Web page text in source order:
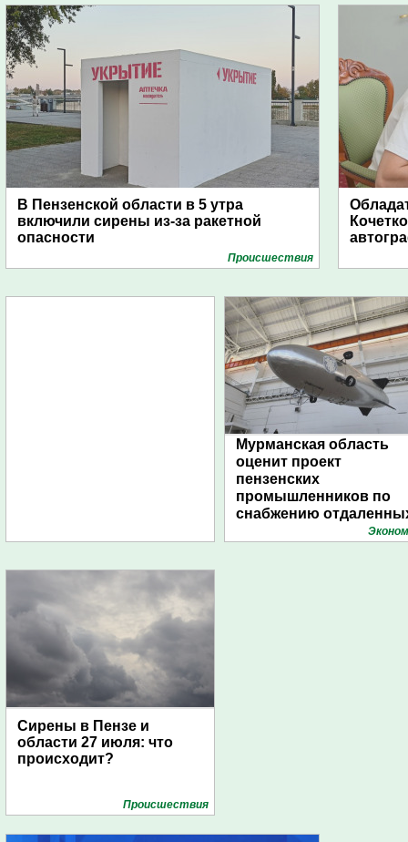
В Пензенской области в 5 утра
включили сирены из-за ракетной
опасности
Проиcшествия
Мурманская область
оценит проект
пензенских
промышленников по
снабжению
поселений с помощью
Сирены в Пензе и
области 27 июля: что
происходит?
Проиcшествия